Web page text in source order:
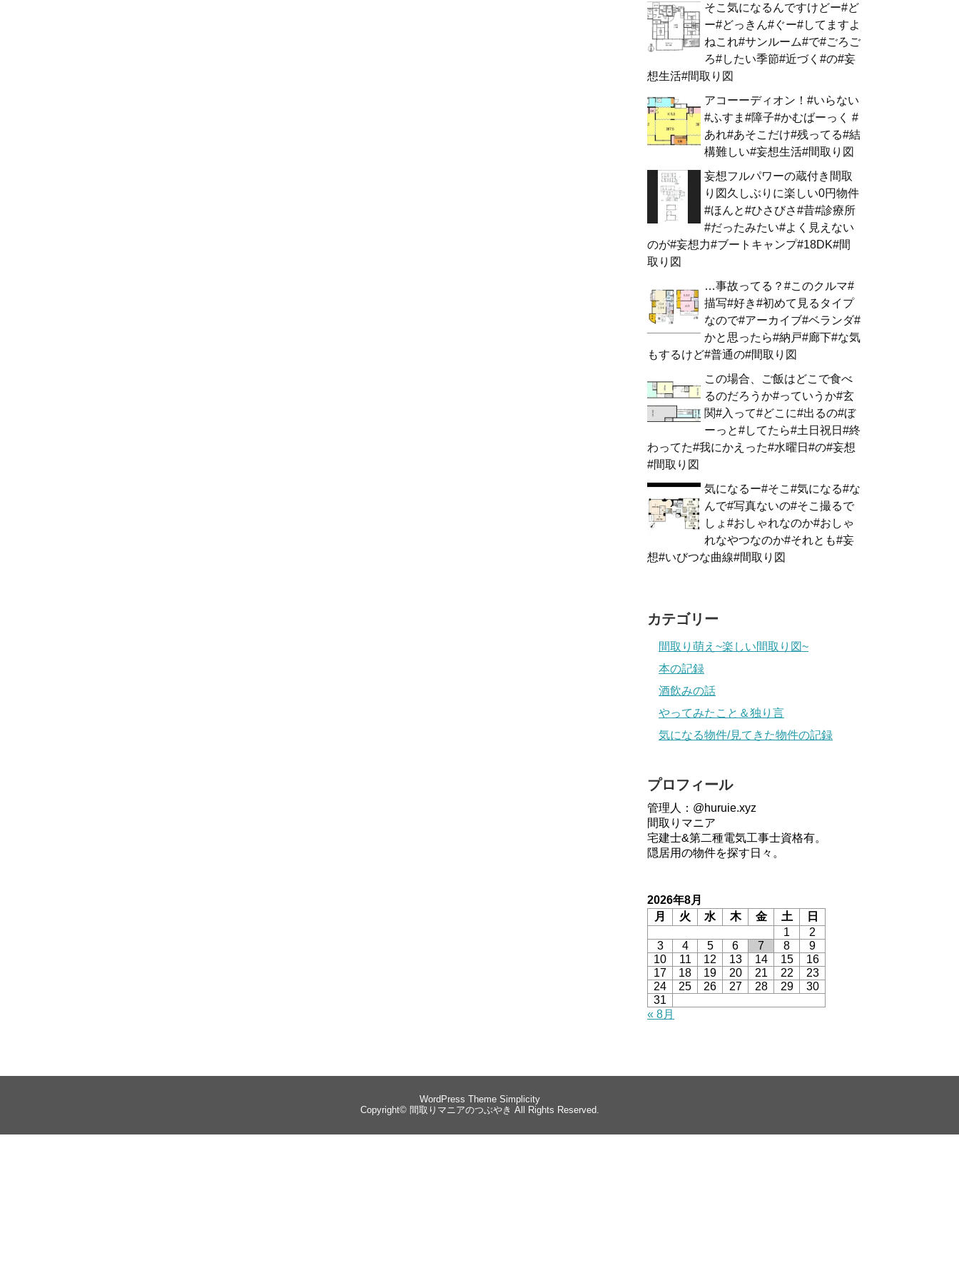
そこ気になるんですけどー#ど
ー#どっきん#ぐー#してますよ
ねこれ#サンルーム#で#ごろご
ろ#したい季節#近づく#の#妄
想生活#間取り図
アコーーディオン！#いらない
#ふすま#障子#かむばーっく #
あれ#あそこだけ#残ってる#結
構難しい#妄想生活#間取り図
妄想フルパワーの蔵付き間取
り図久しぶりに楽しい0円物件
#ほんと#ひさびさ#昔#診療所
#だったみたい#よく見えない
のが#妄想力#ブートキャンプ#18DK#間
取り図
…事故ってる？#このクルマ#
描写#好き#初めて見るタイプ
なので#アーカイブ#ベランダ#
かと思ったら#納戸#廊下#な気
もするけど#普通の#間取り図
この場合、ご飯はどこで食べ
るのだろうか#っていうか#玄
関#入って#どこに#出るの#ぼ
ーっと#してたら#土日祝日#終
わってた#我にかえった#水曜日#の#妄想
#間取り図
気になるー#そこ#気になる#な
んで#写真ないの#そこ撮るで
しょ#おしゃれなのか#おしゃ
れなやつなのか#それとも#妄
想#いびつな曲線#間取り図
カテゴリー
間取り萌え~楽しい間取り図~
本の記録
酒飲みの話
やってみたこと＆独り言
気になる物件/見てきた物件の記録
プロフィール
管理人：@huruie.xyz
間取りマニア
宅建士&第二種電気工事士資格有。
隠居用の物件を探す日々。
2026年8月
月
火 水 木 金 土
日
1
2
3
4 5 6 7 8
9
10
11 12 13 14 15
16
17
18 19 20 21 22
23
24
25 26 27 28 29
30
31
« 8月
WordPress Theme Simplicity
Copyright© 間取りマニアのつぶやき All Rights Reserved.